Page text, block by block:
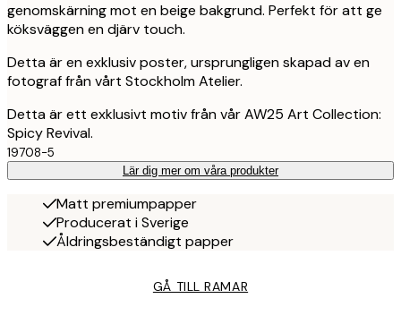
genomskärning mot en beige bakgrund. Perfekt för att ge
köksväggen en djärv touch.
Detta är en exklusiv poster, ursprungligen skapad av en
fotograf från vårt Stockholm Atelier.
Detta är ett exklusivt motiv från vår AW25 Art Collection:
Spicy Revival.
19708-5
Lär dig mer om våra produkter
Matt premiumpapper
Producerat i Sverige
Åldringsbeständigt papper
GÅ TILL RAMAR